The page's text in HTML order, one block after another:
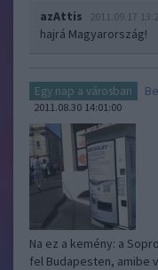
azAttis 2011.09.17
hajrá Magyarország!
Egy nap a városban
2011.08.30 14:01:00
Na ez a kemény: a
fel Budapesten, amibe